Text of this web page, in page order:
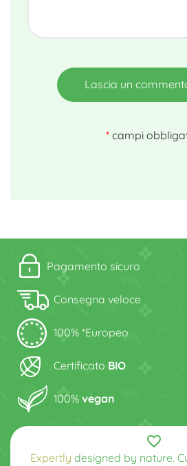
Lascia un
* campi
Pagamento sicuro
Consegna veloce
100% *Europeo
Certificato BIO
100% vegan
favorite_border
Expertly designed by nature.